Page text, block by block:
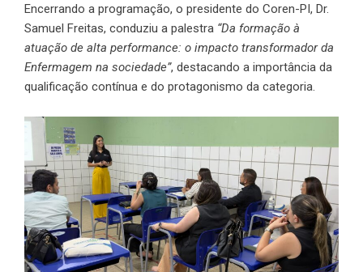
Encerrando a programação, o presidente do Coren-PI, Dr.
Samuel Freitas, conduziu a palestra “Da formação à
atuação de alta performance: o impacto transformador da
Enfermagem na sociedade”, destacando a importância da
qualificação contínua e do protagonismo da categoria.